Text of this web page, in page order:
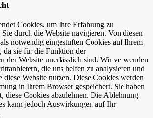
Cookies, um Ihre Erfahrung zu
Sie durch die Website navigieren. Von diesen
notwendig eingestuften Cookies auf Ihrem
da sie für die Funktion der
der Website unerlässlich sind. Wir verwenden
die uns helfen zu analysieren und
diese Website nutzen. Diese Cookies werden
in Ihrem Browser gespeichert. Sie haben
diese Cookies abzulehnen. Die Ablehnung
kann jedoch Auswirkungen auf Ihr